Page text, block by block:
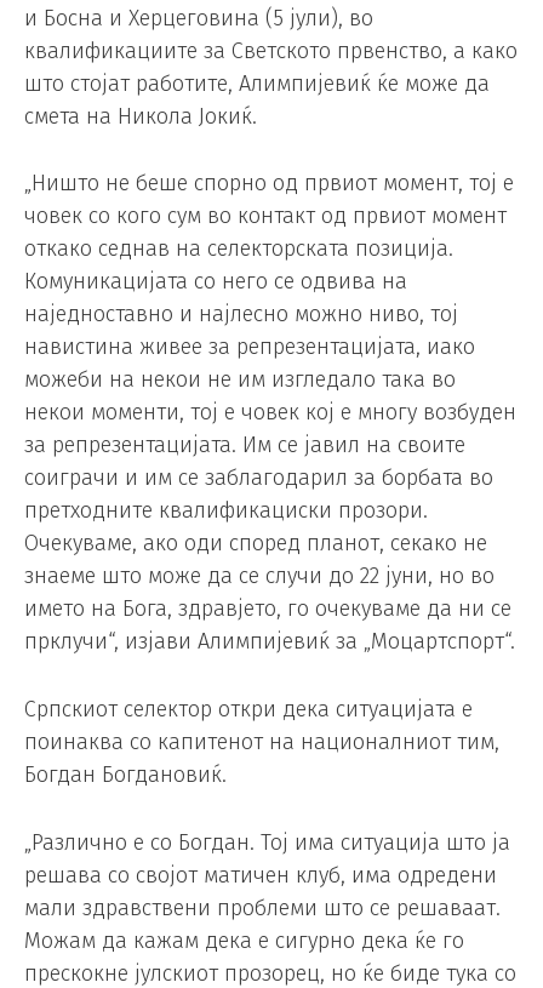
и Босна и Херцеговина (5 јули), во
квалификациите за Светското првенство, а како
што стојат работите, Алимпијевиќ ќе може да
смета на Никола Јокиќ.
„Ништо не беше спорно од првиот момент, тој е
човек со кого сум во контакт од првиот момент
откако седнав на селекторската позиција.
Комуникацијата со него се одвива на
наједноставно и најлесно можно ниво, тој
навистина живее за репрезентацијата, иако
можеби на некои не им изгледало така во
некои моменти, тој е човек кој е многу возбуден
за репрезентацијата. Им се јавил на своите
соиграчи и им се заблагодарил за борбата во
претходните квалификациски прозори.
Очекуваме, ако оди според планот, секако не
знаеме што може да се случи до 22 јуни, но во
името на Бога, здравјето, го очекуваме да ни се
прклучи“, изјави Алимпијевиќ за „Моцартспорт“.
Српскиот селектор откри дека ситуацијата е
поинаква со капитенот на националниот тим,
Богдан Богдановиќ.
„Различно е со Богдан. Тој има ситуација што ја
решава со својот матичен клуб, има одредени
мали здравствени проблеми што се решаваат.
Можам да кажам дека е сигурно дека ќе го
прескокне јулскиот прозорец, но ќе биде тука со